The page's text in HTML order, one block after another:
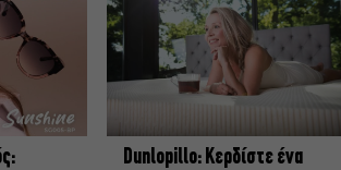
Dunlopillo: Κερδίστε ένα